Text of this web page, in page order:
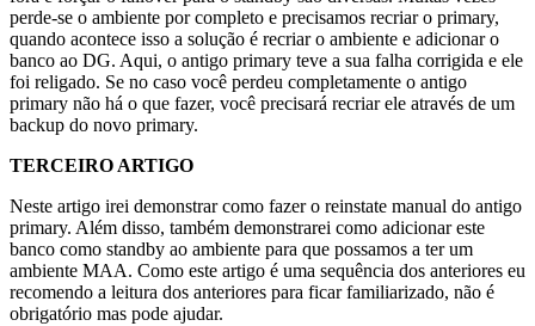
perde-se o ambiente por completo e precisamos recriar o primary,
quando acontece isso a solução é recriar o ambiente e adicionar o
banco ao DG. Aqui, o antigo primary teve a sua falha corrigida e ele
foi religado. Se no caso você perdeu completamente o antigo
primary não há o que fazer, você precisará recriar ele através de um
backup do novo primary.
TERCEIRO ARTIGO
Neste artigo irei demonstrar como fazer o reinstate manual do antigo
primary. Além disso, também demonstrarei como adicionar este
banco como standby ao ambiente para que possamos a ter um
ambiente MAA. Como este artigo é uma sequência dos anteriores eu
recomendo a leitura dos anteriores para ficar familiarizado, não é
obrigatório mas pode ajudar.